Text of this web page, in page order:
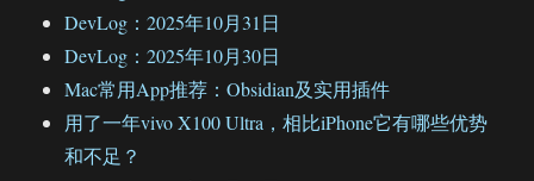
DevLog：2025年10月31日
DevLog：2025年10月30日
Mac常用App推荐：Obsidian及实用插件
用了一年vivo X100 Ultra，相比iPhone它有哪些优势
和不足？